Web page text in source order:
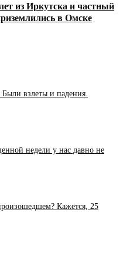
из Иркутска и частный
в Омске
взлеты и падения.
недели у нас давно не
Кажется, 25